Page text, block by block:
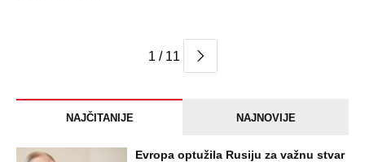
1 / 11
NAJČITANIJE NAJNOVIJE
Evropa optužila Rusiju za važnu stvar